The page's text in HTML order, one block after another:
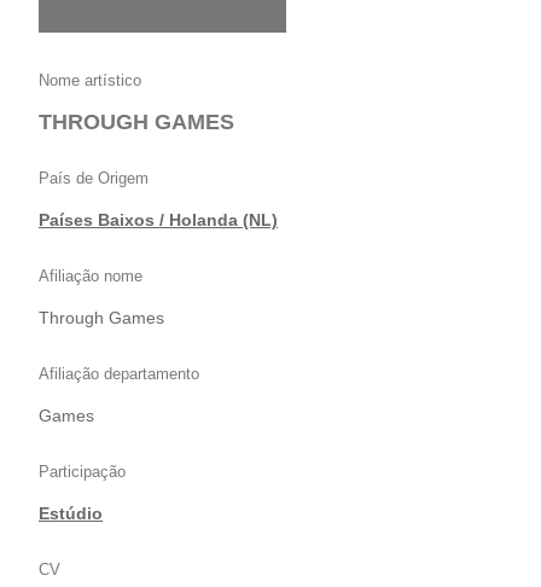
Nome artístico
THROUGH GAMES
País de Origem
Países Baixos / Holanda (NL)
Afiliação nome
Through Games
Afiliação departamento
Games
Participação
Estúdio
CV